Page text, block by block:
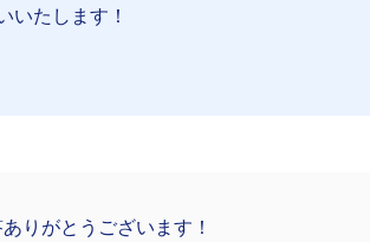
いたします！
りがとうございます！